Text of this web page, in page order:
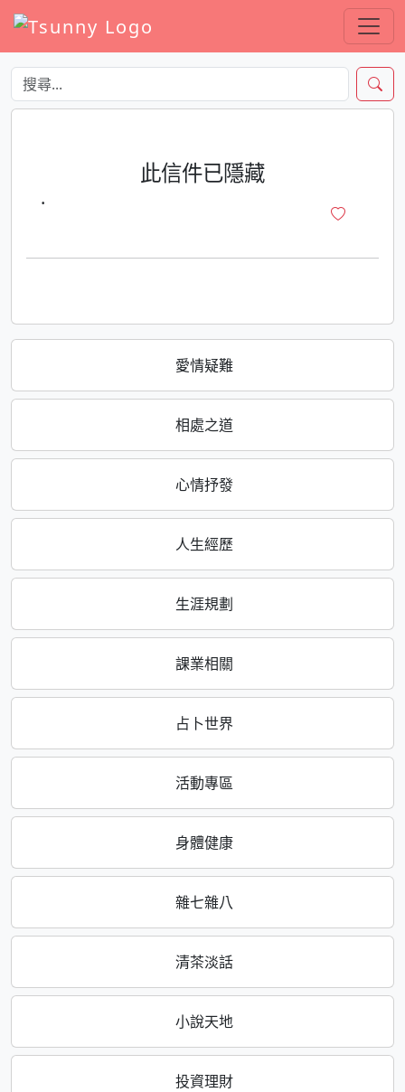
愛情疑難
相處之道
心情抒發
人生經歷
生涯規劃
課業相關
占卜世界
活動專區
身體健康
雜七雜八
清茶淡話
小說天地
投資理財
此信件已隱藏
·